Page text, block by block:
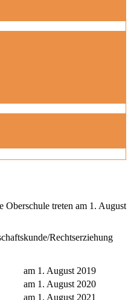
Oberschule treten am 1. August
Rechtserziehung
am 1. August 2019
am 1. August 2020
am 1. August 2021